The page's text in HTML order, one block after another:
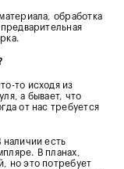
обработка
то исходя из
а бывает, что
от нас требуется
наличии есть
В планах,
но это потребует